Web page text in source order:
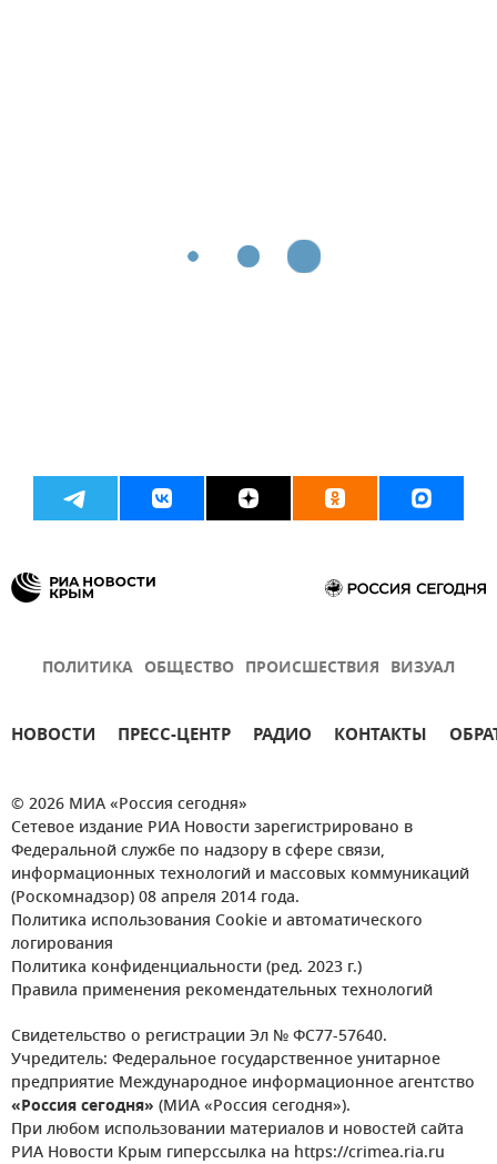
ПОЛИТИКА ОБЩЕСТВО ПРОИСШЕСТВИЯ ВИЗУАЛ
НОВОСТИ ПРЕСС-ЦЕНТР РАДИО КОНТАКТЫ
© 2026 МИА «Россия сегодня»
Сетевое издание РИА Новости зарегистрировано в
Федеральной службе по надзору в сфере связи,
информационных технологий и массовых коммуникаций
(Роскомнадзор) 08 апреля 2014 года.
Политика использования Cookie и автоматического
логирования
Политика конфиденциальности (ред. 2023 г.)
Правила применения рекомендательных технологий
Свидетельство о регистрации Эл № ФС77-57640.
Учредитель: Федеральное государственное унитарное
предприятие Международное информационное агентство
«Россия сегодня» (МИА «Россия сегодня»).
При любом использовании материалов и новостей сайта
РИА Новости Крым гиперссылка на https://crimea.ria.ru